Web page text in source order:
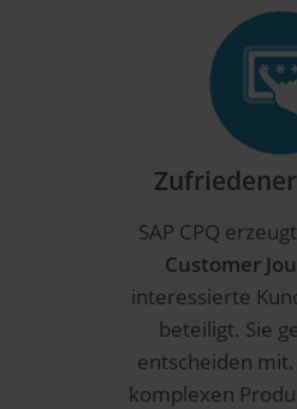
SAP CPQ
Customer
interessierte
beteiligt. Sie
entscheiden
komplexen